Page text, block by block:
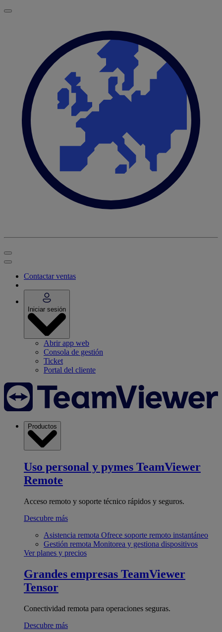
Contactar ventas
Iniciar sesión
Abrir app web
Consola de gestión
Ticket
Portal del cliente
Productos
Uso personal y pymes TeamViewer
Remote
Acceso remoto y soporte técnico rápidos y seguros.
Descubre más
Asistencia remota Ofrece soporte remoto instantáneo
Gestión remota Monitorea y gestiona dispositivos
Ver planes y precios
Grandes empresas TeamViewer
Tensor
Conectividad remota para operaciones seguras.
Descubre más